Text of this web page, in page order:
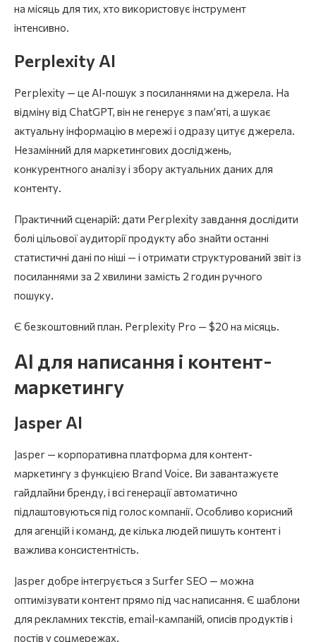
на місяць для тих, хто використовує інструмент
інтенсивно.
Perplexity AI
Perplexity — це AI-пошук з посиланнями на джерела. На
відміну від ChatGPT, він не генерує з пам’яті, а шукає
актуальну інформацію в мережі і одразу цитує джерела.
Незамінний для маркетингових досліджень,
конкурентного аналізу і збору актуальних даних для
контенту.
Практичний сценарій: дати Perplexity завдання дослідити
болі цільової аудиторії продукту або знайти останні
статистичні дані по ніші — і отримати структурований звіт із
посиланнями за 2 хвилини замість 2 годин ручного
пошуку.
Є безкоштовний план. Perplexity Pro — $20 на місяць.
AI для написання і контент-
маркетингу
Jasper AI
Jasper — корпоративна платформа для контент-
маркетингу з функцією Brand Voice. Ви завантажуєте
гайдлайни бренду, і всі генерації автоматично
підлаштовуються під голос компанії. Особливо корисний
для агенцій і команд, де кілька людей пишуть контент і
важлива консистентність.
Jasper добре інтегрується з Surfer SEO — можна
оптимізувати контент прямо під час написання. Є шаблони
для рекламних текстів, email-кампаній, описів продуктів і
постів у соцмережах.